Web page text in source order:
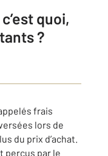
quoi,
?
frais
lors de
du prix d’achat.
perçus par le